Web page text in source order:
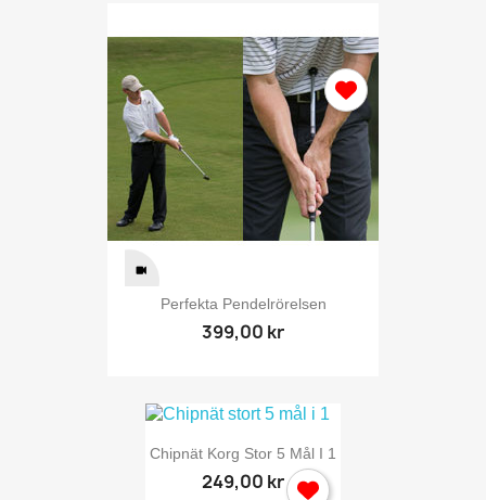
Perfekta Pendelrörelsen
399,00 kr
Chipnät Korg Stor 5 Mål I 1
249,00 kr